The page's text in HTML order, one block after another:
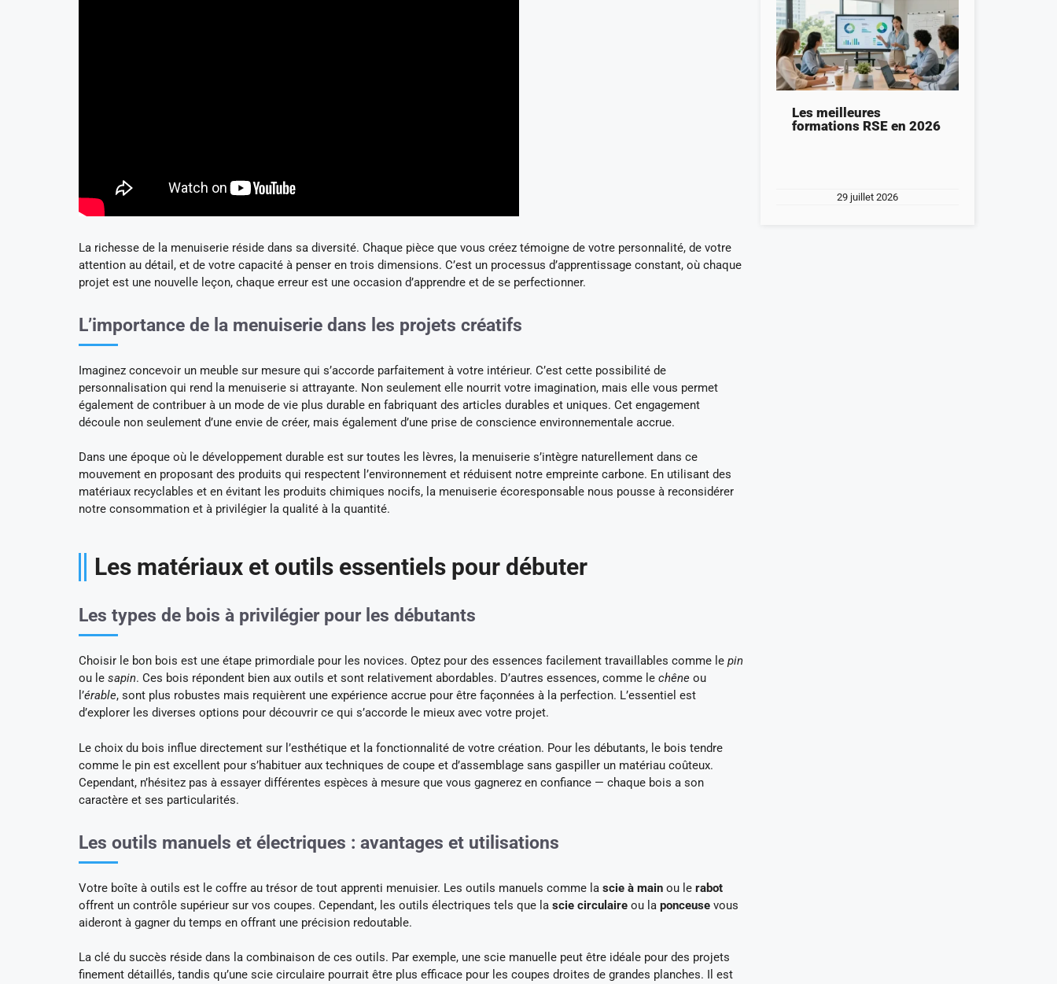
La richesse de la menuiserie réside dans sa diversité. Chaque pièce que vous créez témoigne de votre personnalité, de votre
attention au détail, et de votre capacité à penser en trois dimensions. C’est un processus d’apprentissage constant, où chaque
projet est une nouvelle leçon, chaque erreur est une occasion d’apprendre et de se perfectionner.
L’importance de la menuiserie dans les projets créatifs
Imaginez concevoir un meuble sur mesure qui s’accorde parfaitement à votre intérieur. C’est cette possibilité de
personnalisation qui rend la menuiserie si attrayante. Non seulement elle nourrit votre imagination, mais elle vous permet
également de contribuer à un mode de vie plus durable en fabriquant des articles durables et uniques. Cet engagement
découle non seulement d’une envie de créer, mais également d’une prise de conscience environnementale accrue.
Dans une époque où le développement durable est sur toutes les lèvres, la menuiserie s’intègre naturellement dans ce
mouvement en proposant des produits qui respectent l’environnement et réduisent notre empreinte carbone. En utilisant des
matériaux recyclables et en évitant les produits chimiques nocifs, la menuiserie écoresponsable nous pousse à reconsidérer
notre consommation et à privilégier la qualité à la quantité.
Les matériaux et outils essentiels pour débuter
Les types de bois à privilégier pour les débutants
Choisir le bon bois est une étape primordiale pour les novices. Optez pour des essences facilement travaillables comme le pin
ou le sapin. Ces bois répondent bien aux outils et sont relativement abordables. D’autres essences, comme le chêne ou
l’érable, sont plus robustes mais requièrent une expérience accrue pour être façonnées à la perfection. L’essentiel est
d’explorer les diverses options pour découvrir ce qui s’accorde le mieux avec votre projet.
Le choix du bois influe directement sur l’esthétique et la fonctionnalité de votre création. Pour les débutants, le bois tendre
comme le pin est excellent pour s’habituer aux techniques de coupe et d’assemblage sans gaspiller un matériau coûteux.
Cependant, n’hésitez pas à essayer différentes espèces à mesure que vous gagnerez en confiance — chaque bois a son
caractère et ses particularités.
Les outils manuels et électriques : avantages et utilisations
Votre boîte à outils est le coffre au trésor de tout apprenti menuisier. Les outils manuels comme la scie à main ou le rabot
offrent un contrôle supérieur sur vos coupes. Cependant, les outils électriques tels que la scie circulaire ou la ponceuse vous
aideront à gagner du temps en offrant une précision redoutable.
La clé du succès réside dans la combinaison de ces outils. Par exemple, une scie manuelle peut être idéale pour des projets
finement détaillés, tandis qu’une scie circulaire pourrait être plus efficace pour les coupes droites de grandes planches. Il est
Les meilleures
formations RSE en 2026
29 juillet 2026